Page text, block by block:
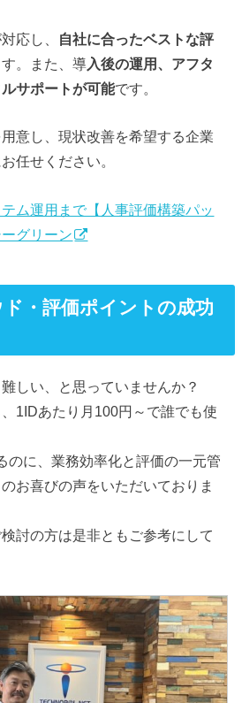
応し、 自社に合ったベストな評
。また、導入後の運用、アフタ
サポートが可能です。
意し、現状改善を希望する企業
任せください。
ム運用まで【人事評価構築パッ
グリーン
・評価ポイントの成功
しい、と思っていませんか？
1IDあたり月100円～で誰でも使
のに、業務効率化と評価の一元管
お喜びの声をいただいておりま
討の方は是非ともご参考にして